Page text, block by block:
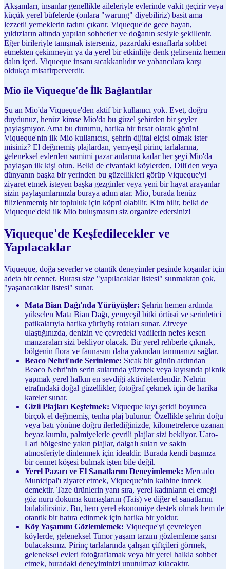
Akşamları, insanlar genellikle aileleriyle evlerinde vakit geçirir veya
küçük yerel büfelerde (onlara "warung" diyebiliriz) basit ama
lezzetli yemeklerin tadını çıkarır. Viqueque'de gece hayatı,
yıldızların altında yapılan sohbetler ve doğanın sesiyle şekillenir.
Eğer birileriyle tanışmak isterseniz, pazardaki esnaflarla sohbet
etmekten çekinmeyin ya da yerel bir etkinliğe denk gelirseniz hemen
dalın içeri. Viqueque insanı sıcakkanlıdır ve yabancılara karşı
oldukça misafirperverdir.
Mio ile Viqueque'de İlk Bağlantılar
Şu an Mio'da Viqueque'den aktif bir kullanıcı yok. Evet, doğru
duydunuz, henüz kimse Mio'da bu güzel şehirden bir şeyler
paylaşmıyor. Ama bu durumu, harika bir fırsat olarak görün!
Viqueque'nin ilk Mio kullanıcısı, şehrin dijital elçisi olmak ister
misiniz? El değmemiş plajlardan, yemyeşil pirinç tarlalarına,
geleneksel evlerden samimi pazar anlarına kadar her şeyi Mio'da
paylaşan ilk kişi olun. Belki de civardaki köylerden, Dili'den veya
dünyanın başka bir yerinden bu güzellikleri görüp Viqueque'yi
ziyaret etmek isteyen başka gezginler veya yeni bir hayat arayanlar
sizin paylaşımlarınızla buraya adım atar. Mio, burada henüz
filizlenmemiş bir topluluk için köprü olabilir. Kim bilir, belki de
Viqueque'deki ilk Mio buluşmasını siz organize edersiniz!
Viqueque'de Keşfedilecekler ve
Yapılacaklar
Viqueque, doğa severler ve otantik deneyimler peşinde koşanlar için
adeta bir cennet. Burası size "yapılacaklar listesi" sunmaktan çok,
"yaşanacaklar listesi" sunar.
Mata Bian Dağı'nda Yürüyüşler: Şehrin hemen ardında
yükselen Mata Bian Dağı, yemyeşil bitki örtüsü ve serinletici
patikalarıyla harika yürüyüş rotaları sunar. Zirveye
ulaştığınızda, denizin ve çevredeki vadilerin nefes kesen
manzaraları sizi bekliyor olacak. Bir yerel rehberle çıkmak,
bölgenin flora ve faunasını daha yakından tanımanızı sağlar.
Beaco Nehri'nde Serinleme: Sıcak bir günün ardından
Beaco Nehri'nin serin sularında yüzmek veya kıyısında piknik
yapmak yerel halkın en sevdiği aktivitelerdendir. Nehrin
etrafındaki doğal güzellikler, fotoğraf çekmek için de harika
kareler sunar.
Gizli Plajları Keşfetmek: Viqueque kıyı şeridi boyunca
birçok el değmemiş, tenha plaj bulunur. Özellikle şehrin doğu
veya batı yönüne doğru ilerlediğinizde, kilometrelerce uzanan
beyaz kumlu, palmiyelerle çevrili plajlar sizi bekliyor. Uato-
Lari bölgesine yakın plajlar, dalgalı suları ve sakin
atmosferiyle dinlenmek için idealdir. Burada kendi başınıza
bir cennet köşesi bulmak işten bile değil.
Yerel Pazarı ve El Sanatlarını Deneyimlemek: Mercado
Municipal'ı ziyaret etmek, Viqueque'nin kalbine inmek
demektir. Taze ürünlerin yanı sıra, yerel kadınların el emeği
göz nuru dokuma kumaşlarını (Tais) ve diğer el sanatlarını
bulabilirsiniz. Bu, hem yerel ekonomiye destek olmak hem de
otantik bir hatıra edinmek için harika bir yoldur.
Köy Yaşamını Gözlemlemek: Viqueque'yi çevreleyen
köylerde, geleneksel Timor yaşam tarzını gözlemleme şansı
bulacaksınız. Pirinç tarlalarında çalışan çiftçileri görmek,
geleneksel evleri fotoğraflamak veya bir yerel halkla sohbet
etmek, buradaki deneyiminizi unutulmaz kılacaktır.